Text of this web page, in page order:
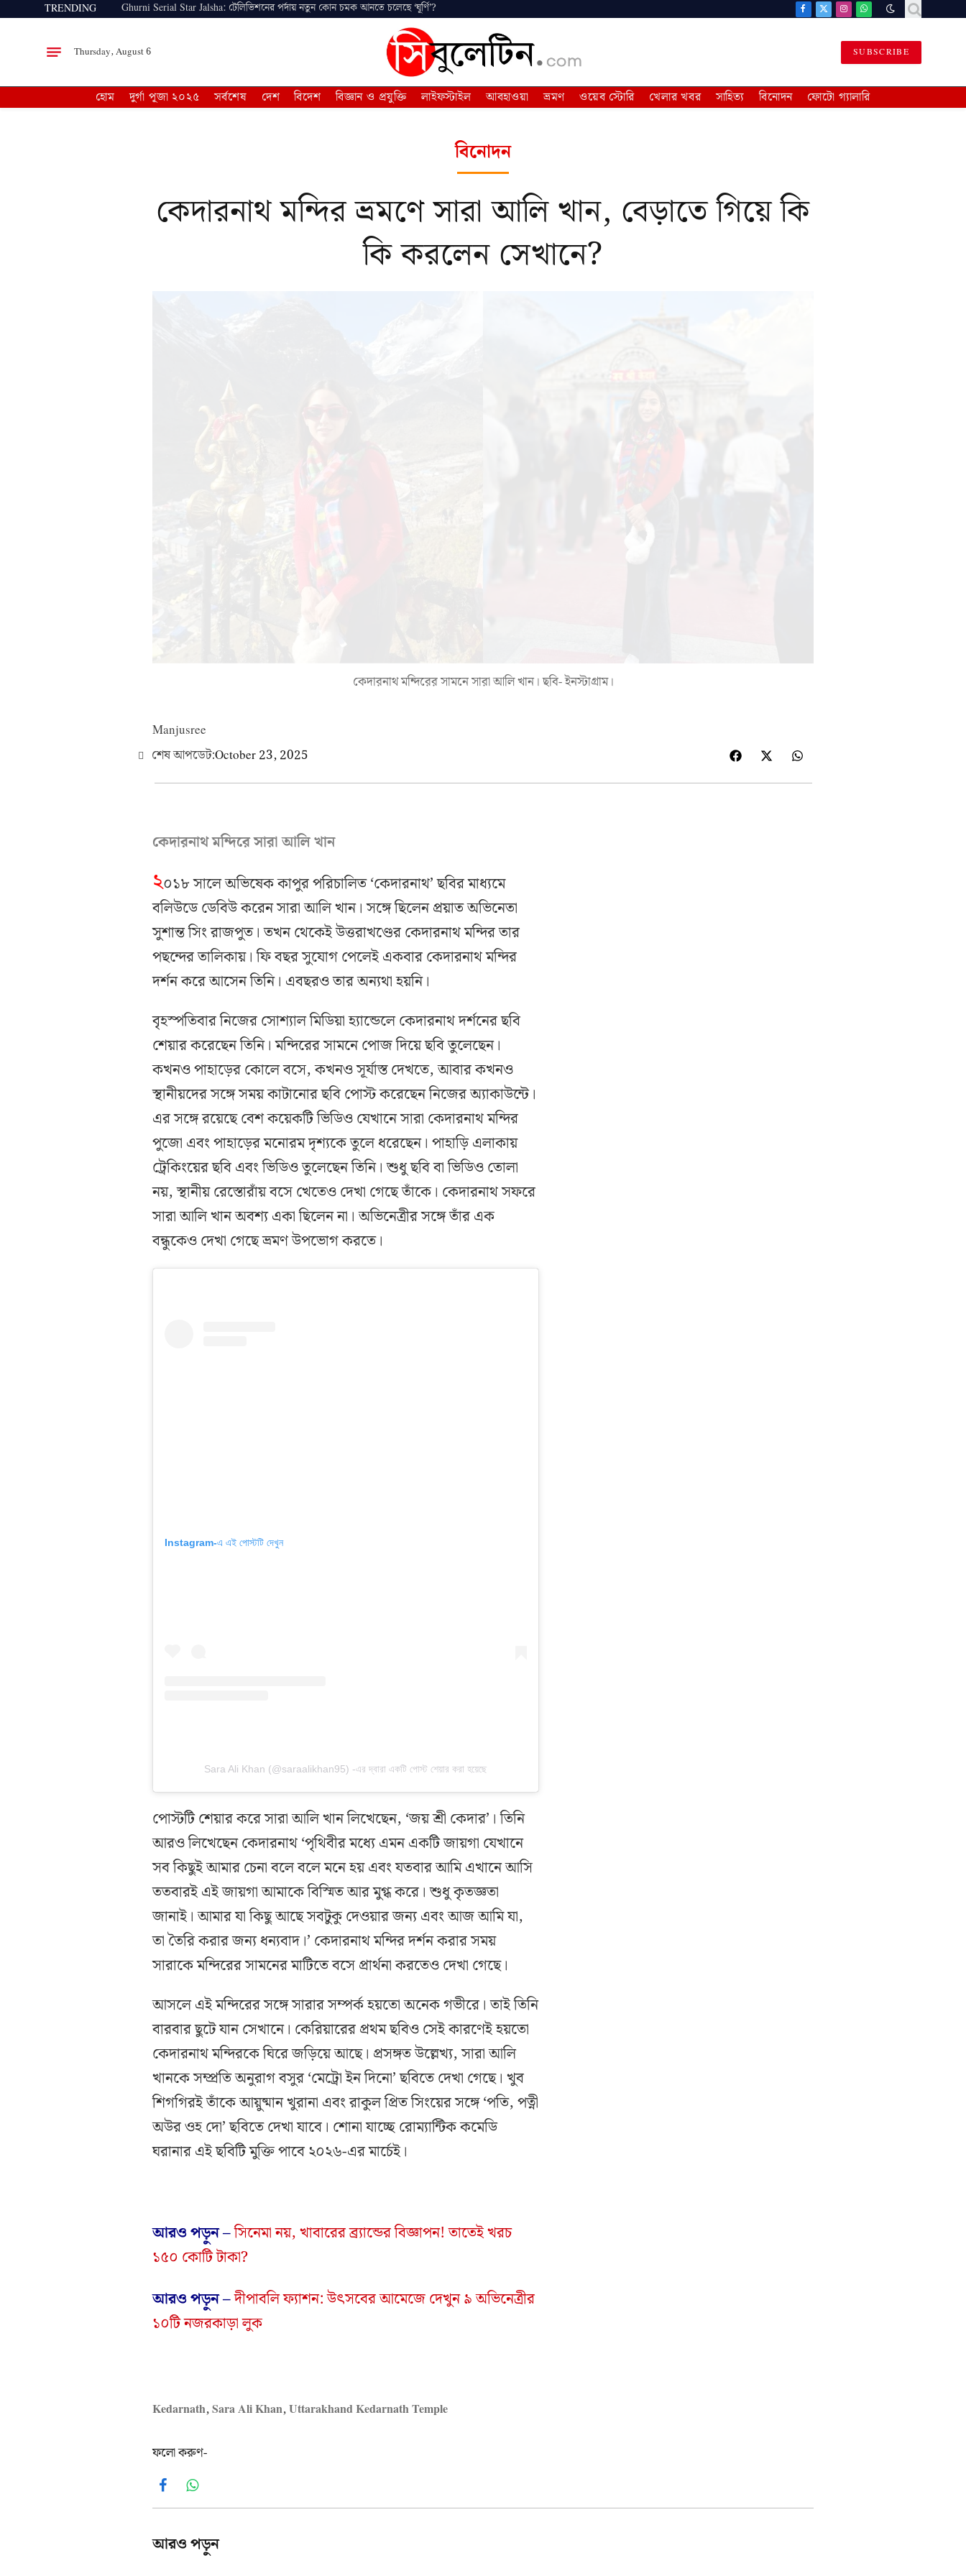
TRENDING Ghurni Serial Star Jalsha: টেলিভিশনের পর্দায় নতুন কোন চমক আনতে চলেছে ‘ঘূর্ণি’? Facebook
X
InstagramWhatsApp
Thursday, August 6 SUBSCRIBE
হোম দুর্গা পূজা ২০২৫ সর্বশেষ দেশ বিদেশ বিজ্ঞান ও প্রযুক্তি লাইফস্টাইল আবহাওয়া ভ্রমণ ওয়েব স্টোরি খেলার খবর সাহিত্য বিনোদন ফোটো গ্যালারি
বিনোদন
কেদারনাথ মন্দির ভ্রমণে সারা আলি খান, বেড়াতে গিয়ে কি
কি করলেন সেখানে?
কেদারনাথ মন্দিরের সামনে সারা আলি খান। ছবি- ইনস্টাগ্রাম।
Manjusree
শেষ আপডেট:October 23, 2025
কেদারনাথ মন্দিরে সারা আলি খান
২০১৮ সালে অভিষেক কাপুর পরিচালিত ‘কেদারনাথ’ ছবির মাধ্যমে
বলিউডে ডেবিউ করেন সারা আলি খান। সঙ্গে ছিলেন প্রয়াত অভিনেতা
সুশান্ত সিং রাজপুত। তখন থেকেই উত্তরাখণ্ডের কেদারনাথ মন্দির তার
পছন্দের তালিকায়। ফি বছর সুযোগ পেলেই একবার কেদারনাথ মন্দির
দর্শন করে আসেন তিনি। এবছরও তার অন্যথা হয়নি।
বৃহস্পতিবার নিজের সোশ্যাল মিডিয়া হ্যান্ডেলে কেদারনাথ দর্শনের ছবি
শেয়ার করেছেন তিনি। মন্দিরের সামনে পোজ দিয়ে ছবি তুলেছেন।
কখনও পাহাড়ের কোলে বসে, কখনও সূর্যাস্ত দেখতে, আবার কখনও
স্থানীয়দের সঙ্গে সময় কাটানোর ছবি পোস্ট করেছেন নিজের অ্যাকাউন্টে।
এর সঙ্গে রয়েছে বেশ কয়েকটি ভিডিও যেখানে সারা কেদারনাথ মন্দির
পুজো এবং পাহাড়ের মনোরম দৃশ্যকে তুলে ধরেছেন। পাহাড়ি এলাকায়
ট্রেকিংয়ের ছবি এবং ভিডিও তুলেছেন তিনি। শুধু ছবি বা ভিডিও তোলা
নয়, স্থানীয় রেস্তোরাঁয় বসে খেতেও দেখা গেছে তাঁকে। কেদারনাথ সফরে
সারা আলি খান অবশ্য একা ছিলেন না। অভিনেত্রীর সঙ্গে তাঁর এক
বন্ধুকেও দেখা গেছে ভ্রমণ উপভোগ করতে।
Instagram-এ এই পোস্টটি দেখুন
Sara Ali Khan (@saraalikhan95) -এর দ্বারা একটি পোস্ট শেয়ার করা হয়েছে
পোস্টটি শেয়ার করে সারা আলি খান লিখেছেন, ‘জয় শ্রী কেদার’। তিনি
আরও লিখেছেন কেদারনাথ ‘পৃথিবীর মধ্যে এমন একটি জায়গা যেখানে
সব কিছুই আমার চেনা বলে বলে মনে হয় এবং যতবার আমি এখানে আসি
ততবারই এই জায়গা আমাকে বিস্মিত আর মুগ্ধ করে। শুধু কৃতজ্ঞতা
জানাই। আমার যা কিছু আছে সবটুকু দেওয়ার জন্য এবং আজ আমি যা,
তা তৈরি করার জন্য ধন্যবাদ।’ কেদারনাথ মন্দির দর্শন করার সময়
সারাকে মন্দিরের সামনের মাটিতে বসে প্রার্থনা করতেও দেখা গেছে।
আসলে এই মন্দিরের সঙ্গে সারার সম্পর্ক হয়তো অনেক গভীরে। তাই তিনি
বারবার ছুটে যান সেখানে। কেরিয়ারের প্রথম ছবিও সেই কারণেই হয়তো
কেদারনাথ মন্দিরকে ঘিরে জড়িয়ে আছে। প্রসঙ্গত উল্লেখ্য, সারা আলি
খানকে সম্প্রতি অনুরাগ বসুর ‘মেট্রো ইন দিনো’ ছবিতে দেখা গেছে। খুব
শিগগিরই তাঁকে আয়ুষ্মান খুরানা এবং রাকুল প্রিত সিংয়ের সঙ্গে ‘পতি, পত্নী
অউর ওহ দো’ ছবিতে দেখা যাবে। শোনা যাচ্ছে রোম্যান্টিক কমেডি
ঘরানার এই ছবিটি মুক্তি পাবে ২০২৬-এর মার্চেই।
আরও পড়ুন –সিনেমা নয়, খাবারের ব্র্যান্ডের বিজ্ঞাপন! তাতেই খরচ
১৫০ কোটি টাকা?
আরও পড়ুন –দীপাবলি ফ্যাশন: উৎসবের আমেজে দেখুন ৯ অভিনেত্রীর
১০টি নজরকাড়া লুক
Kedarnath,Sara Ali Khan,Uttarakhand Kedarnath Temple
ফলো করুণ-
FacebookWhatsApp
আরও পড়ুন